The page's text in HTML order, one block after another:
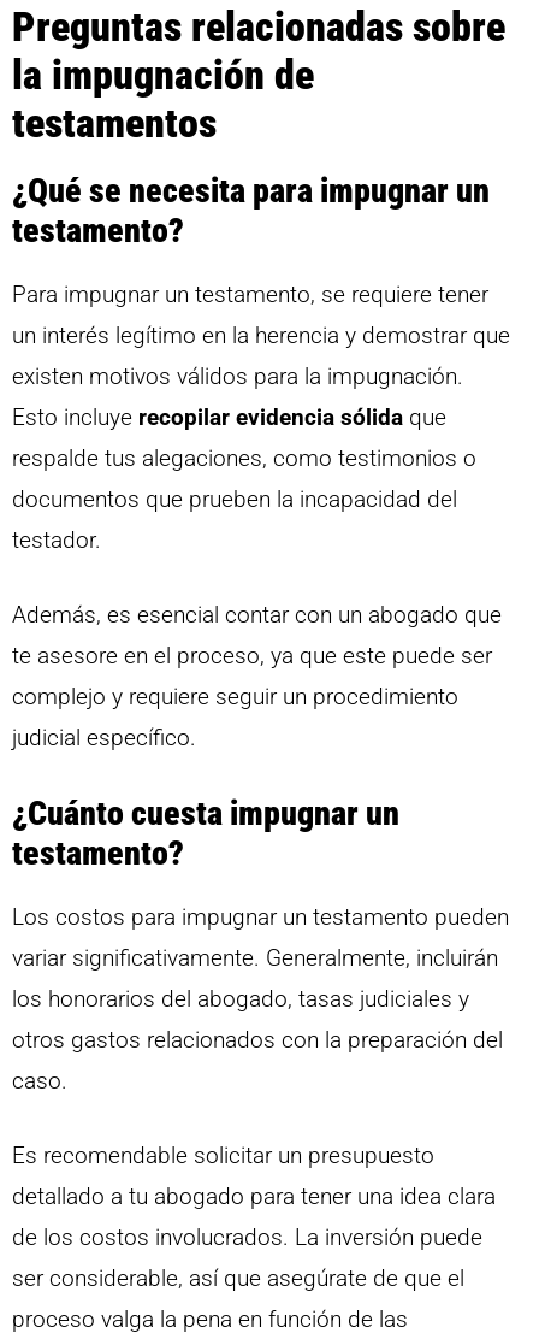
Preguntas relacionadas sobre
la impugnación de
testamentos
¿Qué se necesita para impugnar un
testamento?
Para impugnar un testamento, se requiere tener
un interés legítimo en la herencia y demostrar que
existen motivos válidos para la impugnación.
Esto incluye recopilar evidencia sólida que
respalde tus alegaciones, como testimonios o
documentos que prueben la incapacidad del
testador.
Además, es esencial contar con un abogado que
te asesore en el proceso, ya que este puede ser
complejo y requiere seguir un procedimiento
judicial específico.
¿Cuánto cuesta impugnar un
testamento?
Los costos para impugnar un testamento pueden
variar significativamente. Generalmente, incluirán
los honorarios del abogado, tasas judiciales y
otros gastos relacionados con la preparación del
caso.
Es recomendable solicitar un presupuesto
detallado a tu abogado para tener una idea clara
de los costos involucrados. La inversión puede
ser considerable, así que asegúrate de que el
proceso valga la pena en función de las